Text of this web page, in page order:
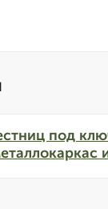
под